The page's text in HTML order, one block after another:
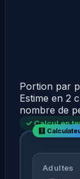
Portion par
Estime en 2
nombre de
✓ Calcul en
Adultes